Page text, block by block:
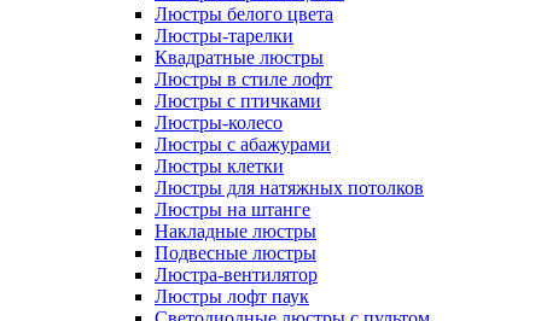
Люстры белого цвета
Люстры-тарелки
Квадратные люстры
Люстры в стиле лофт
Люстры с птичками
Люстры-колесо
Люстры с абажурами
Люстры клетки
Люстры для натяжных потолков
Люстры на штанге
Накладные люстры
Подвесные люстры
Люстра-вентилятор
Люстры лофт паук